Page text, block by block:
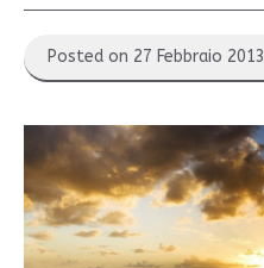
Posted on 27 Febbraio 2013